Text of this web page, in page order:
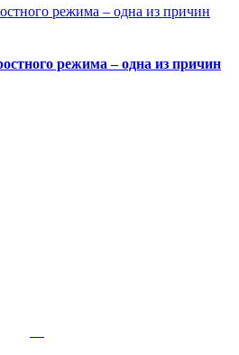
режима – одна из причин
режима – одна из причин